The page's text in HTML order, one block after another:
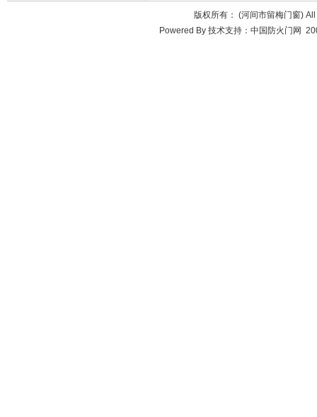
版权所有： (河间市留梅门窗)
Powered By 技术支持：中国防火门网